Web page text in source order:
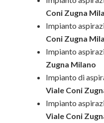
Coni Zugna
Impianto
Coni Zugna
Impianto
Zugna Milano
Impianto di
Viale Coni
Impianto
Viale Coni